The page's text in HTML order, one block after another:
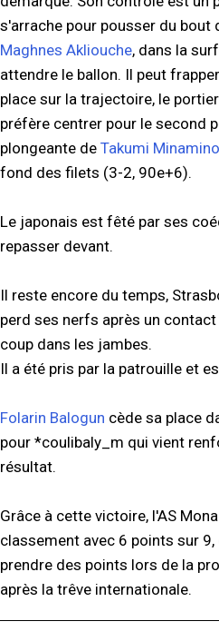
s'arrache pour pousser du bout
Maghnes Akliouche, dans la
attendre le ballon. Il peut
place sur la trajectoire, le
préfère centrer pour le second
plongeante de Takumi Minamino
fond des filets (3-2, 90e+6).
Le japonais est fêté par ses
repasser devant.
Il reste encore du temps,
perd ses nerfs après un contact
coup dans les jambes.
Il a été pris par la patrouille et
Folarin Balogun cède sa place
pour *coulibaly_m qui vient
résultat.
Grâce à cette victoire, l'AS
classement avec 6 points sur
prendre des points lors de la
après la trêve internationale.